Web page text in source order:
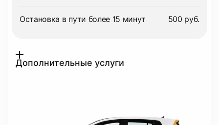
Остановка в пути более 15 минут 500 руб.
Дополнительные услуги